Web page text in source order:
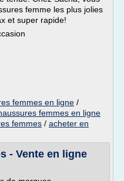
femme les plus jolies
et super rapide!
femmes en ligne /
femmes en ligne
femmes / acheter en
- Vente en ligne